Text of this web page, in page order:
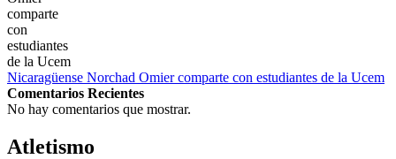
Nicaragüense Norchad Omier comparte con estudiantes de la Ucem
Comentarios Recientes
No hay comentarios que mostrar.
Atletismo